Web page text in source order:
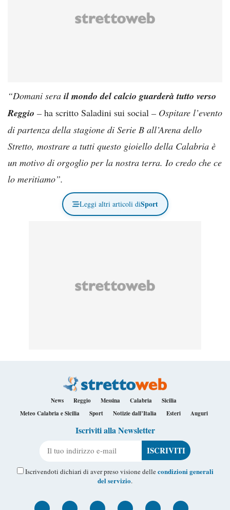
“Domani sera il mondo del calcio guarderà tutto verso
Reggio – ha scritto Saladini sui social – Ospitare l’evento
di partenza della stagione di Serie B all’Arena dello
Stretto, mostrare a tutti questo gioiello della Calabria è
un motivo di orgoglio per la nostra terra. Io credo che ce
lo meritiamo”.
Leggi altri articoli diSport
News Reggio Messina Calabria
Sicilia
Meteo Calabria e Sicilia
Sport Notizie dall’Italia Esteri Auguri
Iscriviti alla Newsletter
Iscrivendoti dichiari di aver preso visione dellecondizioni generali
del servizio.